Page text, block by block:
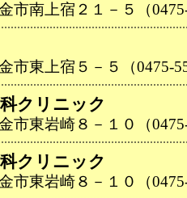
市南上宿２１－５（
市東上宿５－５（0475-
クリニック
市東岩崎８－１０（
クリニック
市東岩崎８－１０（